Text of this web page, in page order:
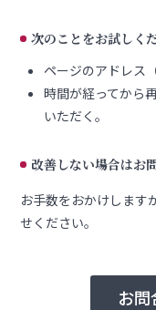
次のことをお試しく
ページのアドレス
時間が経ってから
いただく。
改善しない場合はお
お手数をおかけします
せください。
お